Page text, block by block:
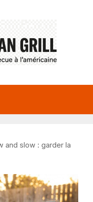
and slow : garder la